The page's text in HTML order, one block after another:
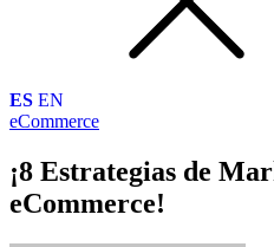
ES EN
eCommerce
¡8 Estrategias de
eCommerce!